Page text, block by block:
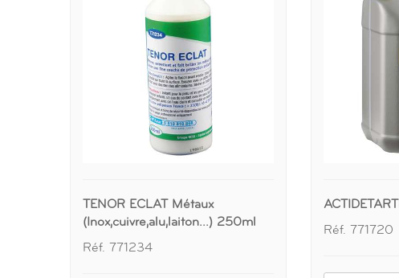
TENOR ECLAT Métaux
(Inox,cuivre,alu,laiton...) 250ml
Réf. 771234
Réf. 771720